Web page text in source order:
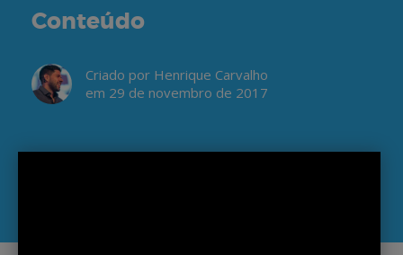
Conteúdo
Criado por Henrique Carvalho
em 29 de novembro de 2017